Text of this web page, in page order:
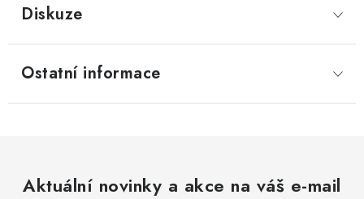
Diskuze
Ostatní informace
Aktuální novinky a akce na váš e-mail